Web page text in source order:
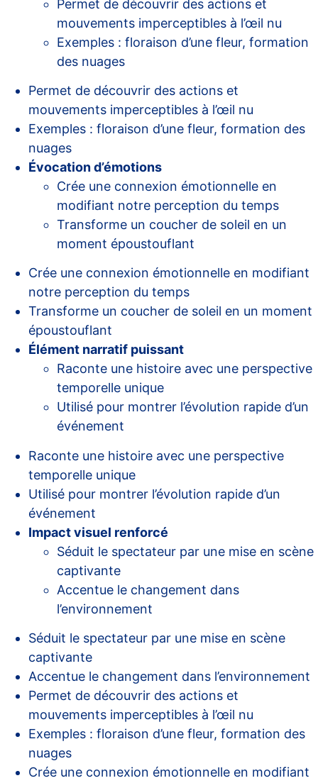
Permet de découvrir des actions et
mouvements imperceptibles à l’œil nu
Exemples : floraison d’une fleur, formation
des nuages
Permet de découvrir des actions et
mouvements imperceptibles à l’œil nu
Exemples : floraison d’une fleur, formation des
nuages
Évocation d’émotions
Crée une connexion émotionnelle en
modifiant notre perception du temps
Transforme un coucher de soleil en un
moment époustouflant
Crée une connexion émotionnelle en modifiant
notre perception du temps
Transforme un coucher de soleil en un moment
époustouflant
Élément narratif puissant
Raconte une histoire avec une perspective
temporelle unique
Utilisé pour montrer l’évolution rapide d’un
événement
Raconte une histoire avec une perspective
temporelle unique
Utilisé pour montrer l’évolution rapide d’un
événement
Impact visuel renforcé
Séduit le spectateur par une mise en scène
captivante
Accentue le changement dans
l’environnement
Séduit le spectateur par une mise en scène
captivante
Accentue le changement dans l’environnement
Permet de découvrir des actions et
mouvements imperceptibles à l’œil nu
Exemples : floraison d’une fleur, formation des
nuages
Crée une connexion émotionnelle en modifiant